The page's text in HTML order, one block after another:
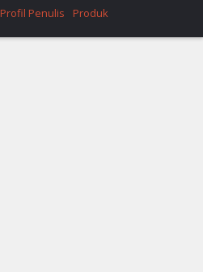
Profil Penulis Produk